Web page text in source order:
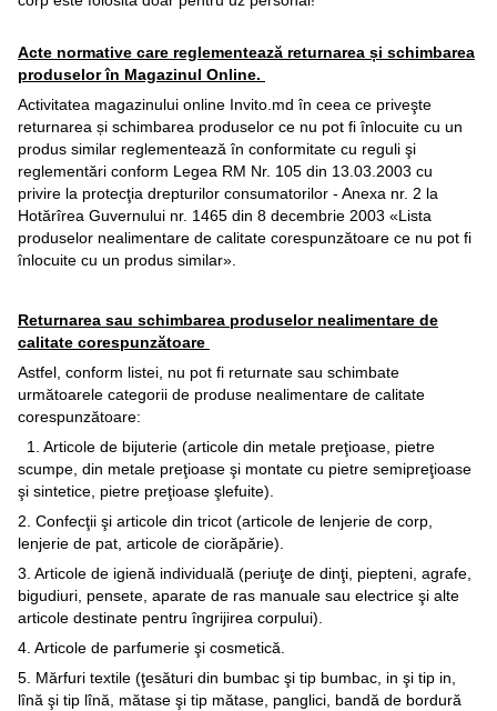
Acte normative care reglementează returnarea și schimbarea
produselor în Magazinul Online.
Activitatea magazinului online Invito.md în ceea ce priveşte
returnarea și schimbarea produselor ce nu pot fi înlocuite cu un
produs similar reglementează în conformitate cu reguli şi
reglementări conform Legea RM Nr. 105 din 13.03.2003 cu
privire la protecţia drepturilor consumatorilor - Anexa nr. 2 la
Hotărîrea Guvernului nr. 1465 din 8 decembrie 2003 «Lista
produselor nealimentare de calitate corespunzătoare ce nu pot fi
înlocuite cu un produs similar».
Returnarea sau schimbarea produselor nealimentare de
calitate corespunzătoare
Astfel, conform listei, nu pot fi returnate sau schimbate
următoarele categorii de produse nealimentare de calitate
corespunzătoare:
1. Articole de bijuterie (articole din metale preţioase, pietre
scumpe, din metale preţioase şi montate cu pietre semipreţioase
şi sintetice, pietre preţioase şlefuite).
2. Confecţii şi articole din tricot (articole de lenjerie de corp,
lenjerie de pat, articole de ciorăpărie).
3. Articole de igienă individuală (periuţe de dinţi, piepteni, agrafe,
bigudiuri, pensete, aparate de ras manuale sau electrice şi alte
articole destinate pentru îngrijirea corpului).
4. Articole de parfumerie şi cosmetică.
5. Mărfuri textile (ţesături din bumbac şi tip bumbac, in şi tip in,
lînă şi tip lînă, mătase şi tip mătase, panglici, bandă de bordură